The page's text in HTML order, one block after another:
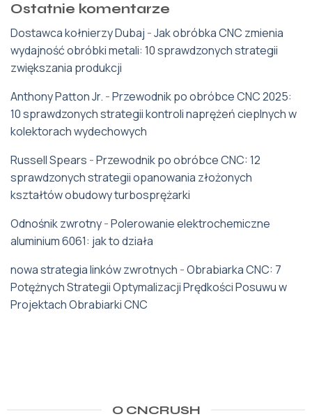
Ostatnie komentarze
Dostawca kołnierzy Dubaj -Jak obróbka CNC zmienia
wydajność obróbki metali: 10 sprawdzonych strategii
zwiększania produkcji
Anthony Patton Jr. -Przewodnik po obróbce CNC 2025:
10 sprawdzonych strategii kontroli naprężeń cieplnych w
kolektorach wydechowych
Russell Spears -Przewodnik po obróbce CNC: 12
sprawdzonych strategii opanowania złożonych
kształtów obudowy turbosprężarki
Odnośnik zwrotny-Polerowanie elektrochemiczne
aluminium 6061: jak to działa
nowa strategia linków zwrotnych -Obrabiarka CNC: 7
Potężnych Strategii Optymalizacji Prędkości Posuwu w
Projektach Obrabiarki CNC
O CNCRUSH